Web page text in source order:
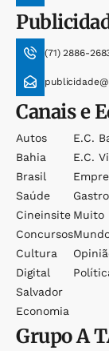
(71) 2886-
Canais e
Autos
Bahia
Brasil
Saúde
Cineinsite
Concursos
Cultura
Digital
Salvador
Economia
E.c.
E.c.
Muito
GrupoA